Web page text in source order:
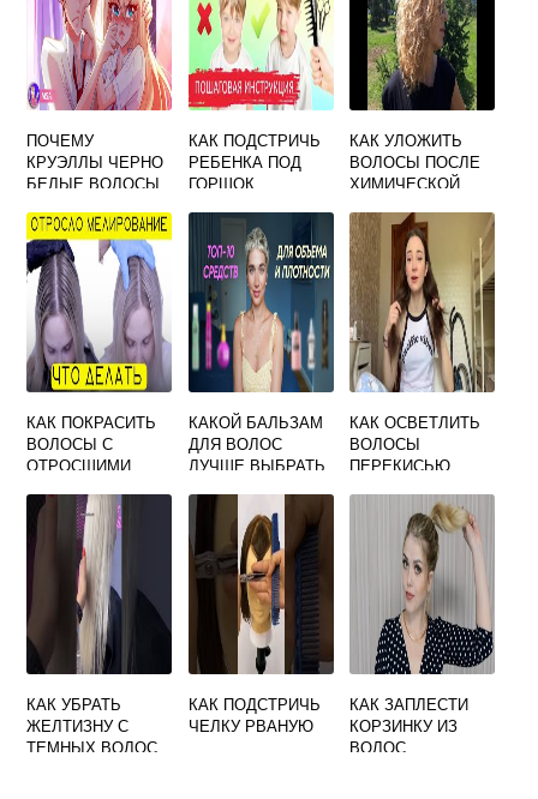
ПОЧЕМУ
КРУЭЛЛЫ ЧЕРНО
БЕЛЫЕ ВОЛОСЫ
КАК ПОДСТРИЧЬ
РЕБЕНКА ПОД
ГОРШОК
КАК УЛОЖИТЬ
ВОЛОСЫ ПОСЛЕ
ХИМИЧЕСКОЙ
ДОМАШНИХ
УСЛОВИЯХ
КАК ПОКРАСИТЬ
ВОЛОСЫ С
ОТРОСШИМИ
ОБЕСЦВЕЧЕННЫ
МИ КОНЦАМИ
КАКОЙ БАЛЬЗАМ
ДЛЯ ВОЛОС
ЛУЧШЕ ВЫБРАТЬ
КАК ОСВЕТЛИТЬ
ВОЛОСЫ
ПЕРЕКИСЬЮ
КАК УБРАТЬ
ЖЕЛТИЗНУ С
ТЕМНЫХ ВОЛОС
КАК ПОДСТРИЧЬ
ЧЕЛКУ РВАНУЮ
КАК ЗАПЛЕСТИ
КОРЗИНКУ ИЗ
ВОЛОС